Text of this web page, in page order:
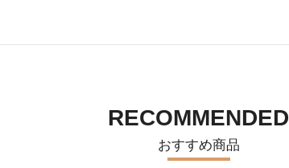
RECOMMENDED
おすすめ商品